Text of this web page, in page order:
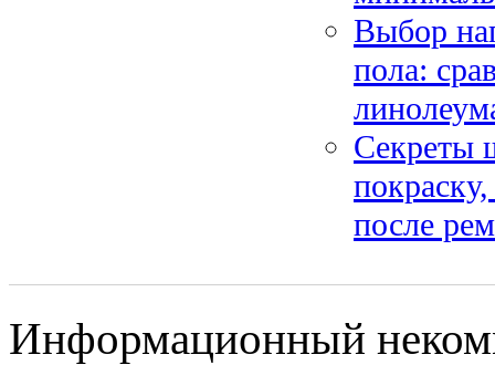
Выбор
пола:
Секреты
после
Информационный